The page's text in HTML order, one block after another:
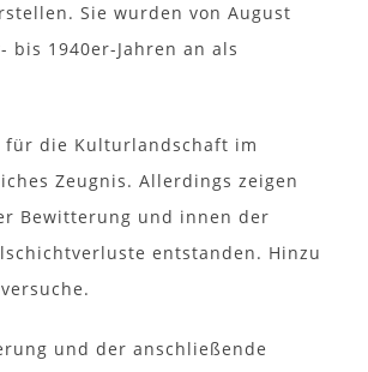
Sie wurden von August
1940er-Jahren an als
für die Kulturlandschaft im
Zeugnis. Allerdings zeigen
Bewitterung und innen der
entstanden. Hinzu
und der anschließende